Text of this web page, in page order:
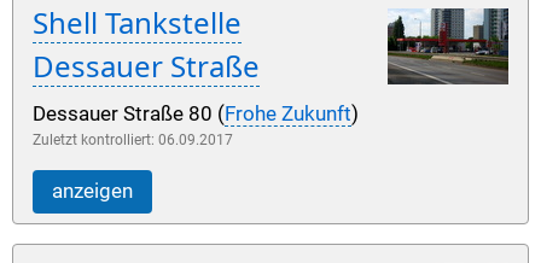
Shell Tankstelle
Dessauer Straße
Dessauer Straße 80 (Frohe Zukunft)
Zuletzt kontrolliert: 06.09.2017
anzeigen